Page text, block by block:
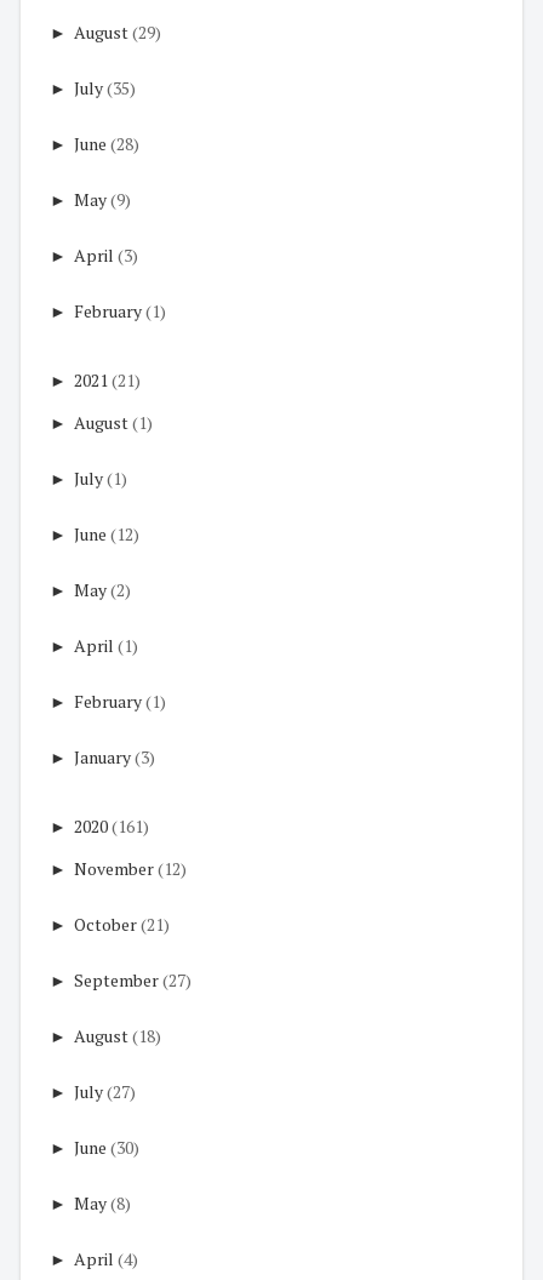
► August(29)
► July(35)
► June (28)
► May(9)
► April (3)
► February(1)
► 2021 (21)
► August(1)
► July(1)
► June (12)
► May(2)
► April (1)
► February(1)
► January(3)
► 2020(161)
► November(12)
► October(21)
► September(27)
► August(18)
► July(27)
► June (30)
► May(8)
► April (4)